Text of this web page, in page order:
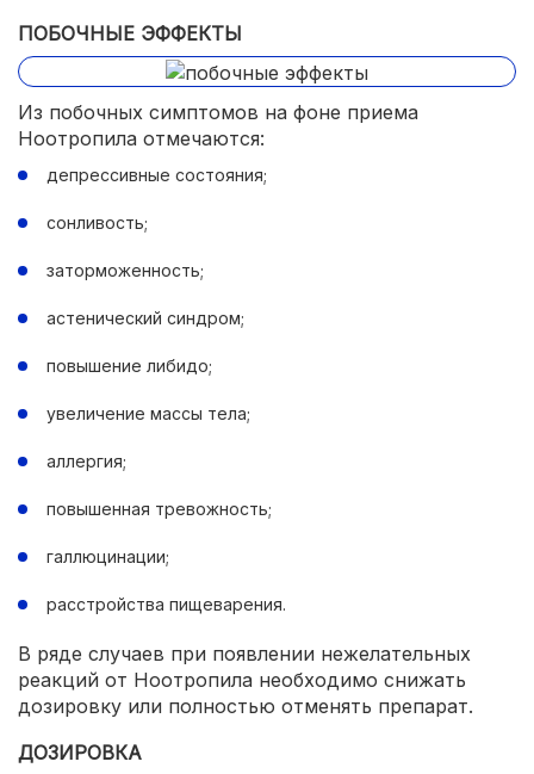
ПОБОЧНЫЕ ЭФФЕКТЫ
Из побочных симптомов на фоне приема
Ноотропила отмечаются:
депрессивные состояния;
сонливость;
заторможенность;
астенический синдром;
повышение либидо;
увеличение массы тела;
аллергия;
повышенная тревожность;
галлюцинации;
расстройства пищеварения.
В ряде случаев при появлении нежелательных
реакций от Ноотропила необходимо снижать
дозировку или полностью отменять препарат.
ДОЗИРОВКА